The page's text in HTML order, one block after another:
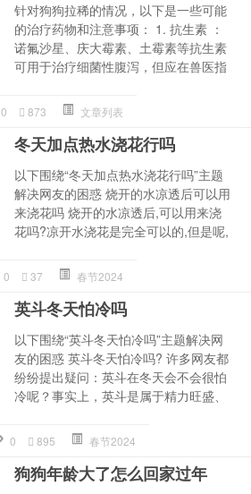
针对狗狗拉稀的情况，以下是一些可能
的治疗药物和注意事项： 1. 抗生素 ：
诺氟沙星、庆大霉素、土霉素等抗生素
可用于治疗细菌性腹泻，但应在兽医指
0 873 文章列表
冬天加点热水浇花行吗
以下围绕“冬天加点热水浇花行吗”主题
解决网友的困惑 烧开的水凉透后可以用
来浇花吗 烧开的水凉透后,可以用来浇
花吗?凉开水浇花是完全可以的,但是呢,
0 37 春节2024
英斗冬天怕冷吗
以下围绕“英斗冬天怕冷吗”主题解决网
友的困惑 英斗冬天怕冷吗? 许多网友都
纷纷提出疑问：英斗在冬天会不会很怕
冷呢？事实上，英斗是属于精力旺盛、
0 895 春节2024
狗狗年龄大了怎么回家过年